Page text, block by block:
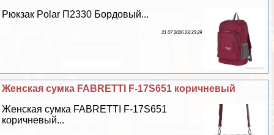
Рюкзак Polar П2330 Бордовый...
21 07 2026 23:35:29
Женская сумка FABRETTI F-17S651 коричневый
Женская сумка FABRETTI F-17S651
коричневый...